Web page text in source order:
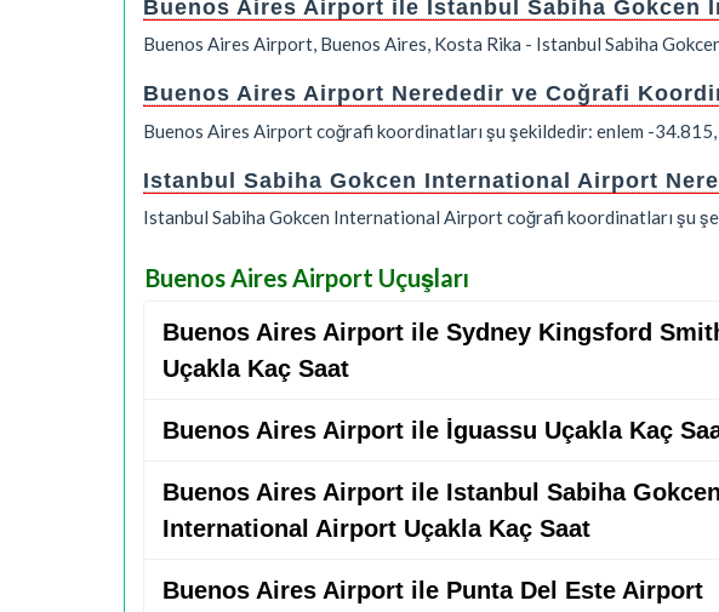
Buenos Aires Airport ile Istanbul Sabiha Gokcen
Buenos Aires Airport, Buenos Aires, Kosta Rika - Istanbul Sabiha
Buenos Aires Airport Nerededir ve Coğrafi
Buenos Aires Airport coğrafi koordinatları şu şekildedir: enlem -
Istanbul Sabiha Gokcen International Airport
Istanbul Sabiha Gokcen International Airport coğrafi koordinatları şu
Buenos Aires Airport Uçuşları
Buenos Aires Airport ile Sydney Kingsford
Uçakla Kaç Saat
Buenos Aires Airport ile İguassu Uçakla Kaç
Buenos Aires Airport ile Istanbul Sabiha Gokcen
International Airport Uçakla Kaç Saat
Buenos Aires Airport ile Punta Del Este Airport